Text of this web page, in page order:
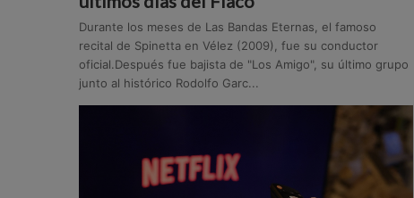
Durante los meses de Las Bandas Eternas, el famoso
recital de Spinetta en Vélez (2009), fue su conductor
oficial.Después fue bajista de "Los Amigo", su último grupo
junto al histórico Rodolfo Garc...